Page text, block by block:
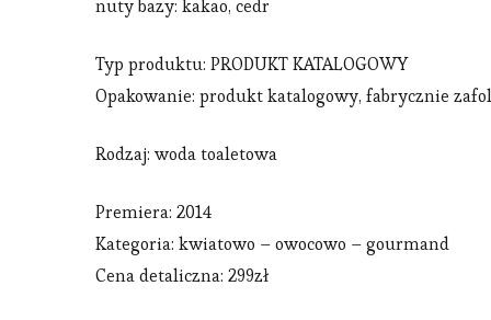
nuty bazy: kakao, cedr
Typ produktu: PRODUKT KATALOGOWY
Opakowanie: produkt katalogowy, fabrycznie
Rodzaj: woda toaletowa
Premiera: 2014
Kategoria: kwiatowo – owocowo – gourmand
Cena detaliczna: 299zł